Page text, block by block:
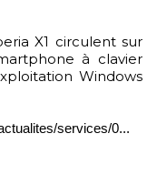
à clavier
Windows
services/0...